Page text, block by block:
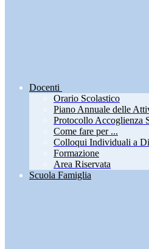
Docenti
Orario Scolastico
Piano Annuale delle
Protocollo Accoglienza
Come fare per ...
Colloqui Individuali a
Formazione
Area Riservata
Scuola Famiglia